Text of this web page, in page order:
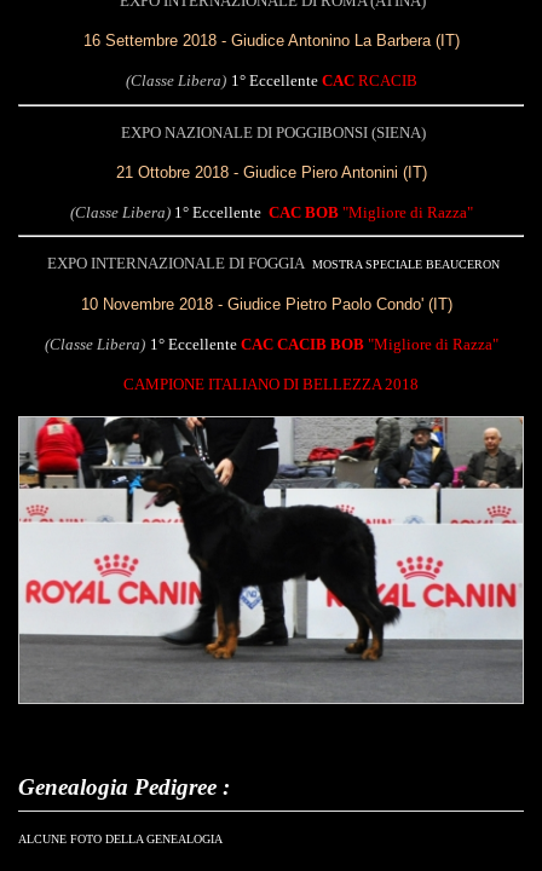
16 Settembre 2018 - Giudice Antonino La Barbera (IT)
(Classe Libera) 1° Eccellente CACRCACIB
EXPO NAZIONALE DI POGGIBONSI (SIENA)
21 Ottobre 2018 - Giudice Piero Antonini (IT)
(Classe Libera) 1° Eccellente CAC BOB"Migliore di Razza"
EXPO INTERNAZIONALE DI FOGGIA MOSTRA SPECIALE BEAUCERON
10 Novembre 2018 - Giudice Pietro Paolo Condo' (IT)
(Classe Libera) 1° Eccellente CAC CACIB BOB"Migliore di Razza"
CAMPIONE ITALIANO DI BELLEZZA 2018
Genealogia Pedigree :
ALCUNE FOTO DELLA GENEALOGIA